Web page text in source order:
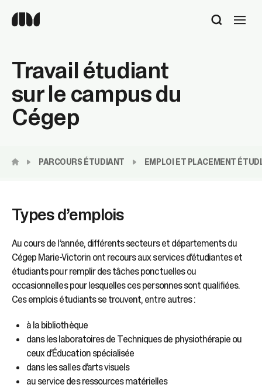
Utilisez
sur
de
recherche
sélectionné.
utilisateurs
se
Travail étudiant
sur le campus du
Cégep
PARCOURS ÉTUDIANT EMPLOI ET PLACEMENT
Types d’emplois
Au cours de l’année, différents secteurs et départements du
Cégep Marie-Victorin ont recours aux services d’étudiantes et
étudiants pour remplir des tâches ponctuelles ou
occasionnelles pour lesquelles ces personnes sont qualifiées.
Ces emplois étudiants se trouvent, entre autres :
à la bibliothèque
dans les laboratoires de Techniques de physiothérapie ou
ceux d’Éducation spécialisée
dans les salles d’arts visuels
au service des ressources matérielles